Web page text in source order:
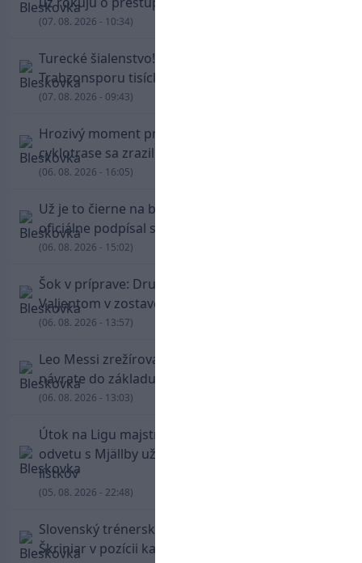
(07. 08. 2026 - 10:34)
Turecké šialenstvo! Salaha vítali na štadióne
Trabzonsporu tisícky fanúšikov
(07. 08. 2026 - 09:43)
Hrozivý moment pre Zdena Cháru! Na
cyklotrase sa zrazil s bežcom
(06. 08. 2026 - 16:05)
Už je to čierne na bielom: Mohamed Salah
oficiálne podpísal s Trabzonsporom
(06. 08. 2026 - 15:02)
Šok v príprave: Druholigová Mallorca s
Valjentom v zostave zdolala PSG
(06. 08. 2026 - 13:57)
Leo Messi zrežíroval obrat Interu Miami, pri
návrate do základu strelil dva góly
(06. 08. 2026 - 13:03)
Útok na Ligu majstrov láka! Slovan hlási na
odvetu s Mjällby už viac ako 13-tisíc predaných
lístkov
(05. 08. 2026 - 22:48)
Slovenský trénerský súboj pre Borbélyho,
Škriniar v pozícii kapitána potiahol Fenerbahce